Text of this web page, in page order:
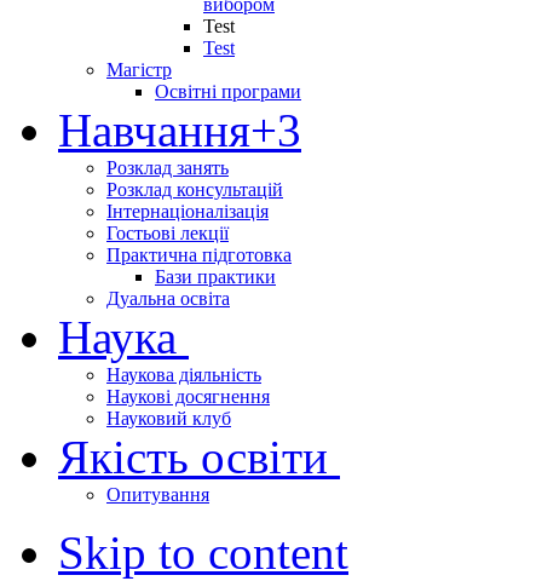
вибором
Test
Test
Магістр
Освітні програми
Навчання+3
Розклад занять
Розклад консультацій
Інтернаціоналізація
Гостьові лекції
Практична підготовка
Бази практики
Дуальна освіта
Наука
Наукова діяльність
Наукові досягнення
Науковий клуб
Якість освіти
Опитування
Skip to content